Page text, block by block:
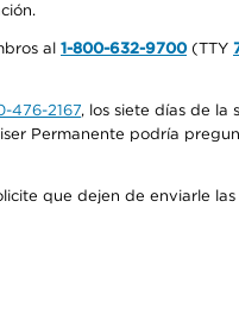
al 1-800-632-9700(TTY
476-2167, los siete días de la
Permanente podría
que dejen de enviarle las